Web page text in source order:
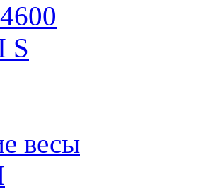
S
весы